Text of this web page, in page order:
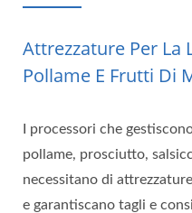
Attrezzature Per La
Pollame E Frutti Di
I processori che
pollame, prosciutto,
necessitano di
e garantiscano tagli e